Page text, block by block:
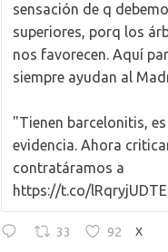
sensación de q
superiores, porq los
nos favorecen. Aquí
siempre ayudan al
"Tienen barcelonitis,
evidencia. Ahora
contratáramos a
https://t.co/lRqryjUDTE
33 92 X